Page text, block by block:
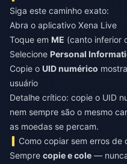
Siga este caminho exato:
Abra o aplicativo Xena Live
Toque em ME (canto inferior
Selecione Personal
Copie o UID numérico
usuário
Detalhe crítico: copie o UID
nem sempre são o mesmo
as moedas se percam.
Como copiar sem erros de
Sempre copie e cole —